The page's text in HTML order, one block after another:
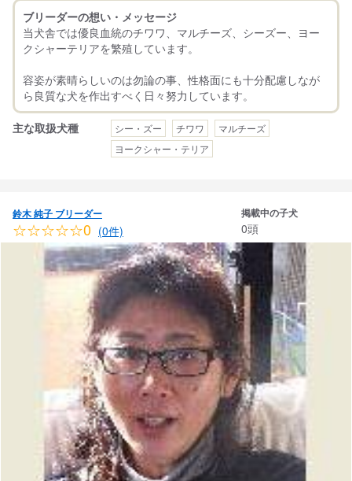
ブリーダーの想い・メッセージ
当犬舎では優良血統のチワワ、マルチーズ、シーズー、ヨー
クシャーテリアを繁殖しています。
容姿が素晴らしいのは勿論の事、性格面にも十分配慮しなが
主な取扱犬種 シー・ズー チワワ
マルチーズ
ヨークシャー・テリア
鈴木 純子 ブリーダー
☆☆☆☆☆0 (0件)
掲載中の子犬
0頭